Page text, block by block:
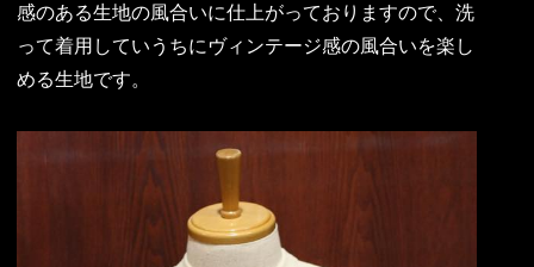
感のある生地の風合いに仕上がっておりますので、洗
って着用していうちにヴィンテージ感の風合いを楽し
める生地です。